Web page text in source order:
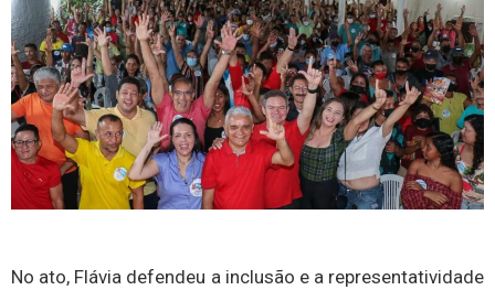
No ato, Flávia defendeu a inclusão e a representatividade